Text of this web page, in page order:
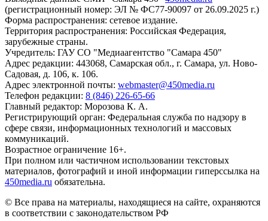
(регистрационный номер: ЭЛ № ФС77-90097 от 26.09.2025 г.)
Форма распространения: сетевое издание.
Территория распространения: Российская Федерация,
зарубежные страны.
Учредитель: ГАУ СО "Медиаагентство "Самара 450"
Адрес редакции: 443068, Самарская обл., г. Самара, ул. Ново-
Садовая, д. 106, к. 106.
Адрес электронной почты: webmaster@450media.ru
Телефон редакции: 8 (846) 226-65-66
Главный редактор: Морозова К. А.
Регистрирующий орган: Федеральная служба по надзору в
сфере связи, информационных технологий и массовых
коммуникаций.
Возрастное ограничение 16+.
При полном или частичном использовании текстовых
материалов, фотографий и иной информации гиперссылка на
450media.ru обязательна.
© Все права на материалы, находящиеся на сайте, охраняются
в соответствии с законодательством РФ